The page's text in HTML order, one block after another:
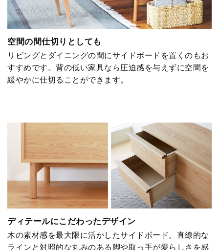
空間の間仕切りとしても
リビングとダイニングの間にサイドボードを置くのもお
すすめです。背の低い家具なら圧迫感を与えずに空間を
緩やかに仕切ることができます。
ディテールにこだわったデザイン
木の素材感を最大限に活かしたサイドボード。直線的な
ラインと対照的な丸みのある脚や取っ手が愛らしさを感